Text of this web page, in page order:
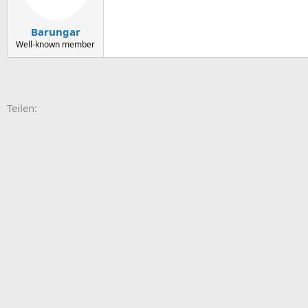
Barungar
Well-known member
Teilen: